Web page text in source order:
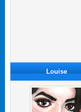
Louise